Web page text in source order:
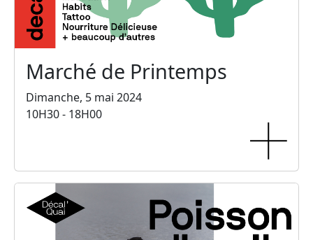
Marché de Printemps
Dimanche, 5 mai 2024
10H30 - 18H00